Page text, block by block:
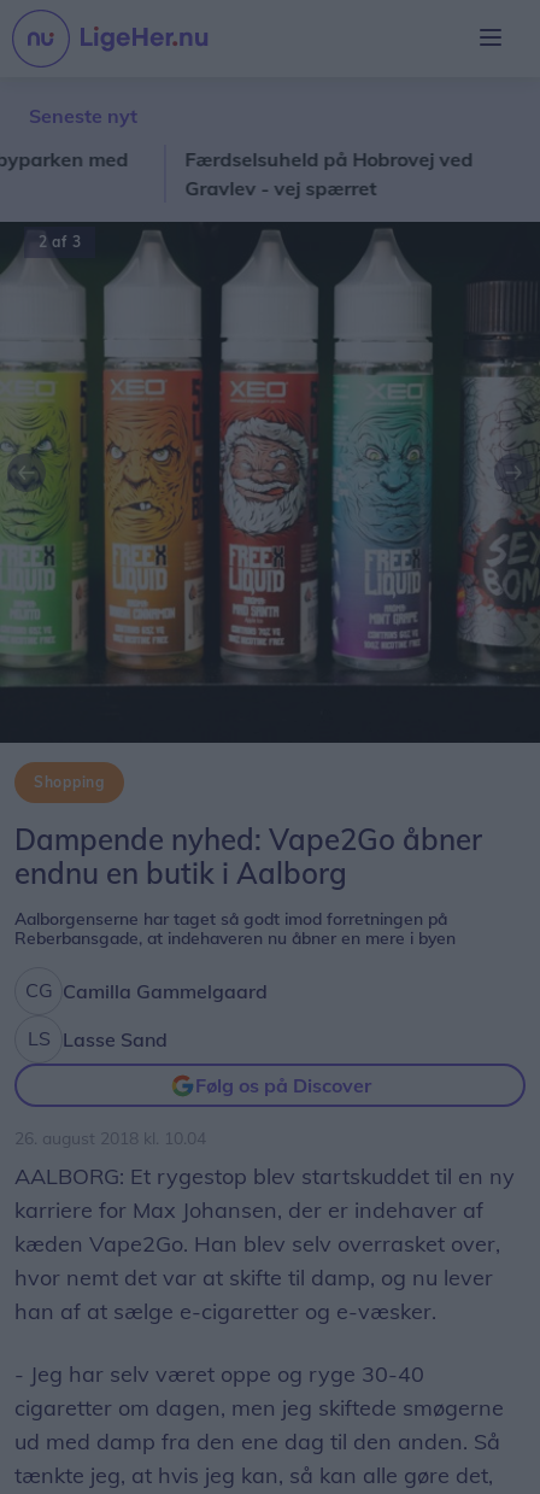
Seneste nyt
med
Færdselsuheld på Hobrovej ved
Gravlev - vej spærret
2 af 3
Forrige
Shopping
Dampende nyhed: Vape2Go åbner
endnu en butik i Aalborg
Aalborgenserne har taget så godt imod forretningen på
Reberbansgade, at indehaveren nu åbner en mere i byen
Camilla Gammelgaard
Lasse Sand
Følg os på Discover
26. august 2018 kl. 10.04
AALBORG: Et rygestop blev startskuddet til en ny
karriere for Max Johansen, der er indehaver af
kæden Vape2Go. Han blev selv overrasket over,
hvor nemt det var at skifte til damp, og nu lever
han af at sælge e-cigaretter og e-væsker.
- Jeg har selv været oppe og ryge 30-40
cigaretter om dagen, men jeg skiftede smøgerne
ud med damp fra den ene dag til den anden. Så
tænkte jeg, at hvis jeg kan, så kan alle gøre det,